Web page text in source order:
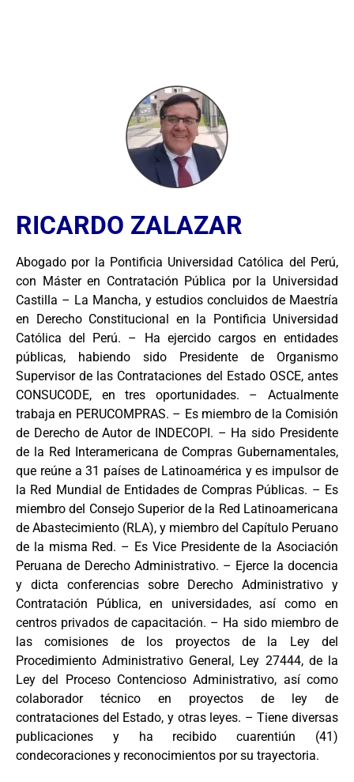
RICARDO ZALAZAR
Abogado por la Pontificia Universidad Católica del Perú,
con Máster en Contratación Pública por la Universidad
Castilla – La Mancha, y estudios concluidos de Maestría
en Derecho Constitucional en la Pontificia Universidad
Católica del Perú. – Ha ejercido cargos en entidades
públicas, habiendo sido Presidente de Organismo
Supervisor de las Contrataciones del Estado OSCE, antes
CONSUCODE, en tres oportunidades. – Actualmente
trabaja en PERUCOMPRAS. – Es miembro de la Comisión
de Derecho de Autor de INDECOPI. – Ha sido Presidente
de la Red Interamericana de Compras Gubernamentales,
que reúne a 31 países de Latinoamérica y es impulsor de
la Red Mundial de Entidades de Compras Públicas. – Es
miembro del Consejo Superior de la Red Latinoamericana
de Abastecimiento (RLA), y miembro del Capítulo Peruano
de la misma Red. – Es Vice Presidente de la Asociación
Peruana de Derecho Administrativo. – Ejerce la docencia
y dicta conferencias sobre Derecho Administrativo y
Contratación Pública, en universidades, así como en
centros privados de capacitación. – Ha sido miembro de
las comisiones de los proyectos de la Ley del
Procedimiento Administrativo General, Ley 27444, de la
Ley del Proceso Contencioso Administrativo, así como
colaborador técnico en proyectos de ley de
contrataciones del Estado, y otras leyes. – Tiene diversas
publicaciones y ha recibido cuarentiún (41)
condecoraciones y reconocimientos por su trayectoria.